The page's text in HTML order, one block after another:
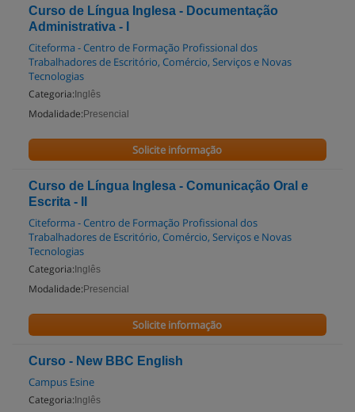
Curso de Língua Inglesa - Documentação
Administrativa - I
Citeforma - Centro de Formação Profissional dos
Trabalhadores de Escritório, Comércio, Serviços e Novas
Tecnologias
Categoria: Inglês
Modalidade: Presencial
Solicite informação
Curso de Língua Inglesa - Comunicação Oral e
Escrita - II
Citeforma - Centro de Formação Profissional dos
Trabalhadores de Escritório, Comércio, Serviços e Novas
Tecnologias
Categoria: Inglês
Modalidade: Presencial
Solicite informação
Curso - New BBC English
Campus Esine
Categoria: Inglês